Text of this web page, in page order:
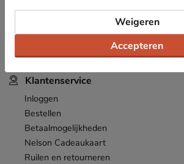
Klantenservice
Inloggen
Bestellen
Betaalmogelijkheden
Nelson Cadeaukaart
Ruilen en retourneren
Accepteren
Weigeren